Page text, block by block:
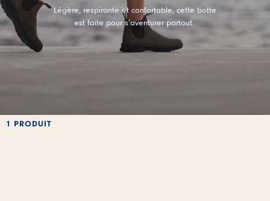
Légère, respirante et confortable, cette botte
est faite pour s’aventurer partout.
1 PRODUIT